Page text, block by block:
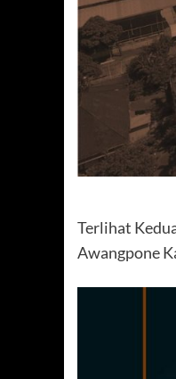
Terlihat
Awangpone